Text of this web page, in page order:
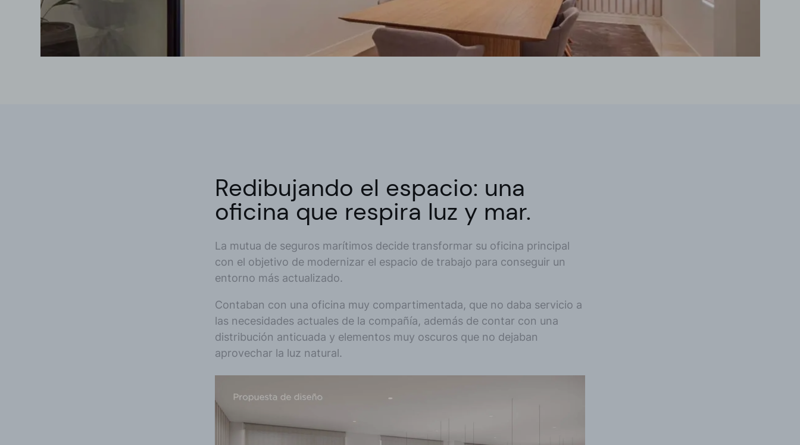
Redibujando el espacio: una
oficina que respira luz y mar.
La mutua de seguros marítimos decide transformar su oficina principal
con el objetivo de modernizar el espacio de trabajo para conseguir un
entorno más actualizado.
Contaban con una oficina muy compartimentada, que no daba servicio a
las necesidades actuales de la compañía, además de contar con una
distribución anticuada y elementos muy oscuros que no dejaban
aprovechar la luz natural.